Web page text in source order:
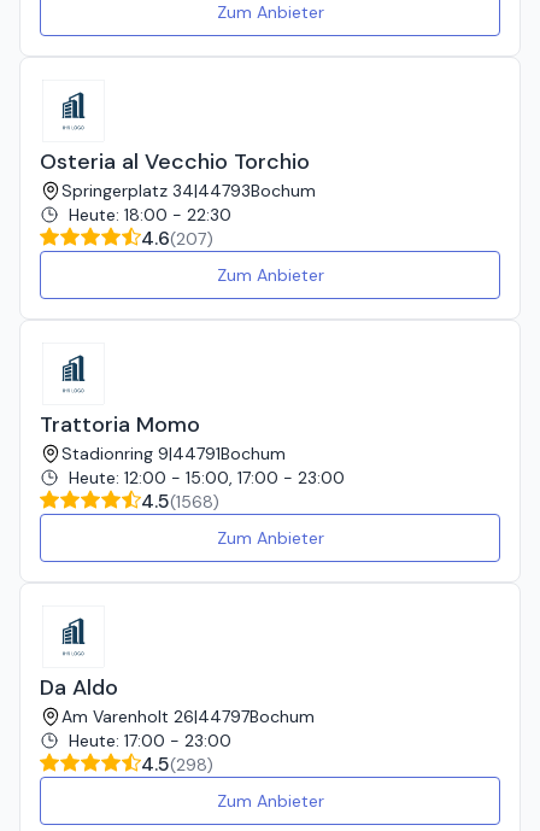
Zum Anbieter
Osteria al Vecchio Torchio
Springerplatz 34|44793Bochum
Heute: 18:00 - 22:30
4.6(207)
Zum Anbieter
Trattoria Momo
Stadionring 9|44791Bochum
Heute: 12:00 - 15:00, 17:00 - 23:00
4.5(1568)
Zum Anbieter
Da Aldo
Am Varenholt 26|44797Bochum
Heute: 17:00 - 23:00
4.5(298)
Zum Anbieter